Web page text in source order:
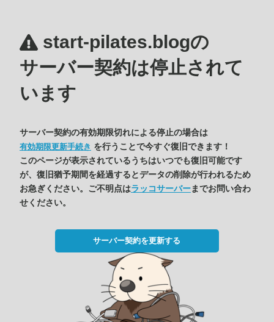
start-pilates.blogの
サーバー契約は停止されて
います
サーバー契約の有効期限切れによる停止の場合は
有効期限更新手続き を行うことで今すぐ復旧できます！
このページが表示されているうちはいつでも復旧可能です
が、復旧猶予期間を経過するとデータの削除が行われるため
お急ぎください。ご不明点はラッコサーバーまでお問い合わ
せください。
サーバー契約を更新する